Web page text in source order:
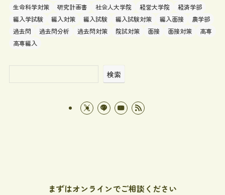
生命科学対策
研究計画書 社会人大学院 経営大学院
経済学部
編入学試験
編入対策 編入試験 編入試験対策 編入面接
農学部
過去問
過去問分析 過去問対策 院試対策 面接 面接対策
高専
高専編入
検索
まずはオンラインでご相談ください